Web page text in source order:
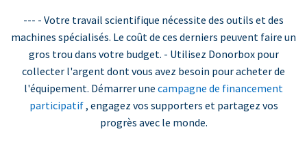
--- - Votre travail scientifique nécessite des outils et des
machines spécialisés. Le coût de ces derniers peuvent faire un
gros trou dans votre budget. - Utilisez Donorbox pour
collecter l'argent dont vous avez besoin pour acheter de
l'équipement. Démarrer une campagne de financement
participatif, engagez vos supporters et partagez vos
progrès avec le monde.